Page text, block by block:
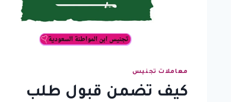
معاملات تجنيس
كيف تضمن قبول طلب